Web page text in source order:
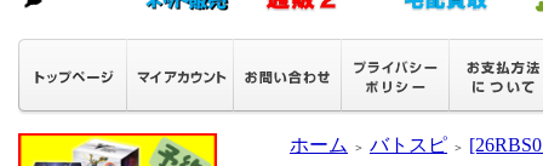
ホーム ＞ バトスピ ＞